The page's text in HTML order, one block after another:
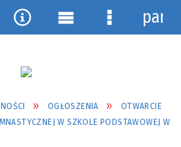
OGŁOSZENIA
OTWARCIE
W SZKOLE PODSTAWOWEJ W
Narzędzia
Menu Menu
panel